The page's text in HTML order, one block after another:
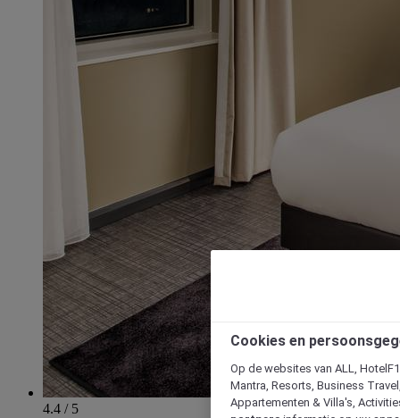
4.4 / 5
Cookies en
Op de websites van ALL,
Mantra, Resorts, Business
Appartementen & Villa's,